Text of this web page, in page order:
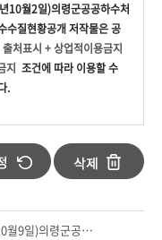
10월2일)의령군공공하수처
수질현황공개저작물은 공
출처표시 + 상업적이용금지
지 조건에 따라 이용할 수
.
(2025년10월3일~2025년10월9일)의령군공공하수처리방류수수질현황공개